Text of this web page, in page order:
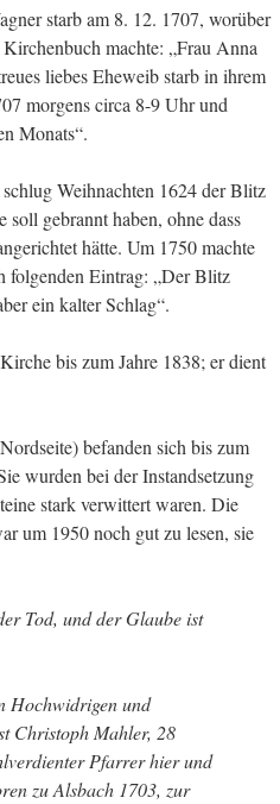
starb am 8. 12. 1707, worüber
machte: „Frau Anna
liebes Eheweib starb in ihrem
morgens circa 8-9 Uhr und
Monats“.
Weihnachten 1624 der Blitz
gebrannt haben, ohne dass
hätte. Um 1750 machte
folgenden Eintrag: „Der Blitz
ein kalter Schlag“.
bis zum Jahre 1838; er dient
befanden sich bis zum
wurden bei der Instandsetzung
stark verwittert waren. Die
um 1950 noch gut zu lesen, sie
Tod, und der Glaube ist
Hochwidrigen und
Christoph Mahler, 28
Pfarrer hier und
zu Alsbach 1703, zur